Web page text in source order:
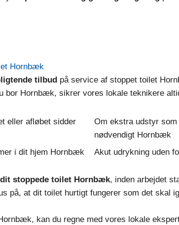
Hornbæk
tilbud på service af stoppet toilet
bor Hornbæk, sikrer vores lokale teknikere
eller afløbet sidder
i dit hjem Hornbæk
Om ekstra udstyr
nødvendigt Hornbæk
Akut udrykning uden
stoppede toilet Hornbæk, inden arbejdet
på, at dit toilet hurtigt fungerer som det skal
kan du regne med vores lokale